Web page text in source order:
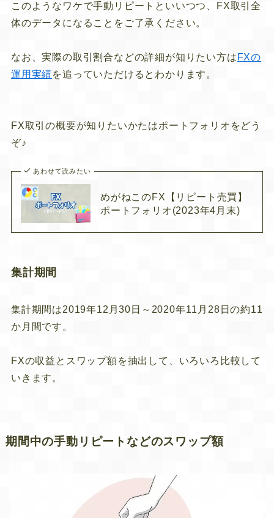
このようなワケで手動リピートといいつつ、FX取引全
体のデータになることをご了承ください。
なお、実際の取引割合などの詳細が知りたい方は FXの
運用実績を追っていただけるとわかります。
FX取引の概要が知りたいかたはポートフォリオをどう
ぞ♪
あわせて読みたい
めがねこのFX【リピート売買】
ポートフォリオ(2023年4月末)
集計期間
集計期間は2019年12月30日～2020年11月28日の約11
か月間です。
FXの収益とスワップ額を抽出して、いろいろ比較して
いきます。
期間中の手動リピートなどのスワップ額